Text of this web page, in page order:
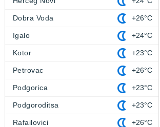
Dobra Voda +26°C
Igalo +24°C
Kotor +23°C
Petrovac +26°C
Podgorica +23°C
Podgoroditsa +23°C
Rafailovici +26°C